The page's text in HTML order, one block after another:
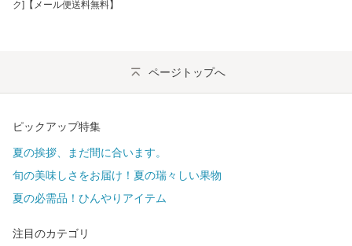
ク]【メール便送料無料】
ページトップへ
ピックアップ特集
夏の挨拶、まだ間に合います。
旬の美味しさをお届け！夏の瑞々しい果物
夏の必需品！ひんやりアイテム
注目のカテゴリ